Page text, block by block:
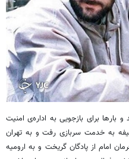
برای بازجویی به اداره‌ی امنیت
افسر وظیفه به خدمت سربازی رفت و به تهران
امام از پادگان گریخت و به ارومیه